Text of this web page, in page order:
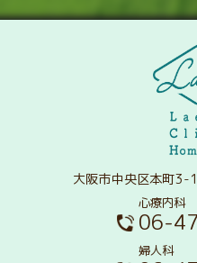
大阪市中央区本町3-
心療内科
06-
婦人科